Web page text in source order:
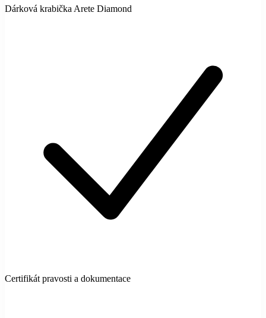
Dárková krabička Arete Diamond
Certifikát pravosti a dokumentace